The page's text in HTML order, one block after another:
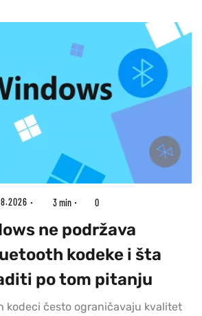
3 min 0
ne podržava
kodeke i šta
po tom pitanju
kodeci često ograničavaju kvalitet